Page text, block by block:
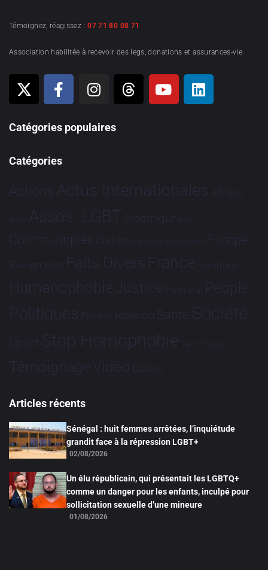
Témoignez, réagissez :07 71 80 08 71
Association habilitée à recevoir des legs, donations et assurances-vie
Catégories populaires
Catégories
Actions Actus Internationales Afrique
Asie Assos. LGBT Bioéthique Brève
Communiqués Culture Dialogues France-Brésil Europe
Evénements Faits Divers France Hommage
HumanophobieJustice Partenariat People
Politiques Projets Religion Santé Société
Sport Stop Homophobie Tech Tribune
TémoignageVidéo Études
Articles récents
Sénégal : huit femmes arrêtées, l’inquiétude
grandit face à la répression LGBT+
02/08/2026
Un élu républicain, qui présentait les LGBTQ+
comme un danger pour les enfants, inculpé pour
sollicitation sexuelle d’une mineure
01/08/2026